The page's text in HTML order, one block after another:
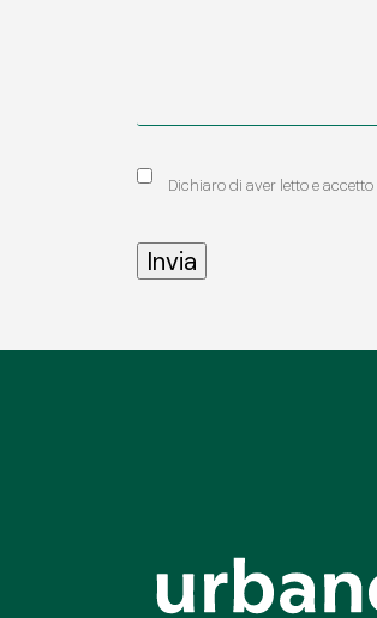
Dichiaro di aver letto e accetto